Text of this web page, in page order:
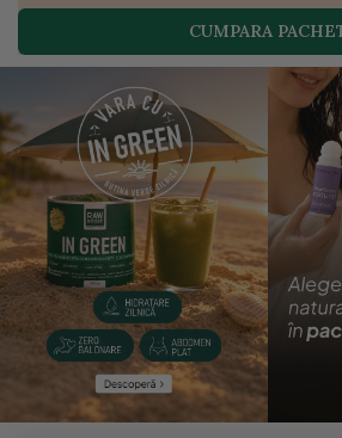
CUMPARA